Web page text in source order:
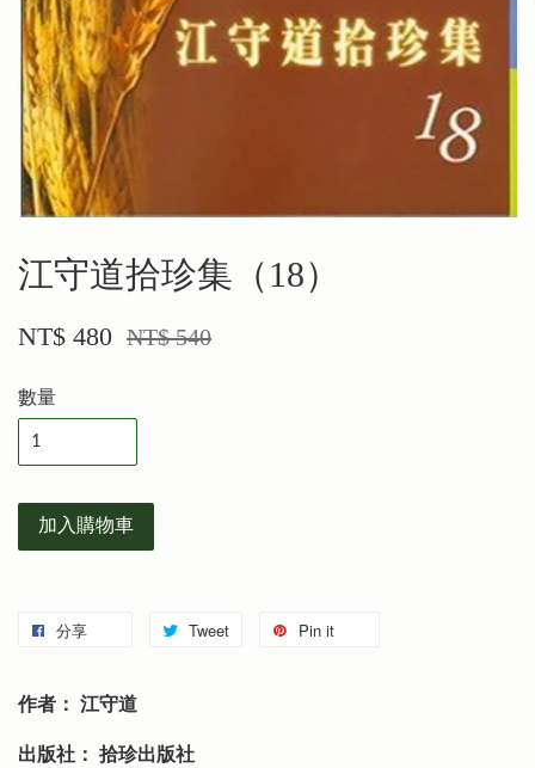
江守道拾珍集（18）
NT$ 480 NT$ 540
數量
加入購物車
分享 Tweet Pin it
作者： 江守道
出版社： 拾珍出版社